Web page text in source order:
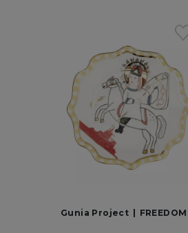
Gunia Project FREEDOM